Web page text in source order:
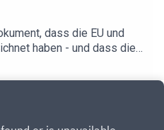
dass die EU und
haben - und dass die
will. Dann geht es um
Projekts, das wir uns
ist.